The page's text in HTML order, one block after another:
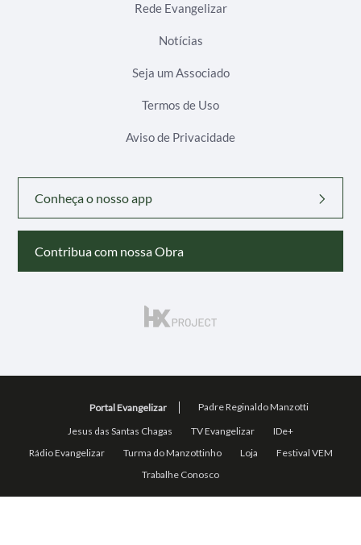
Rede Evangelizar
Notícias
Seja um Associado
Termos de Uso
Aviso de Privacidade
Conheça o nosso app
Contribua com nossa Obra